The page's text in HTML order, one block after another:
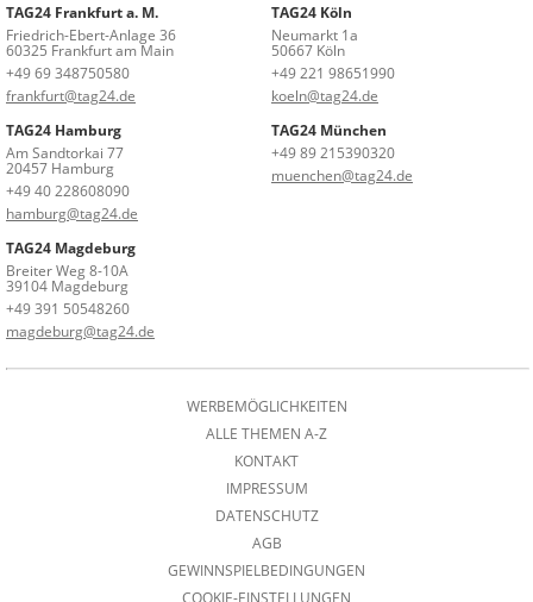
TAG24 Frankfurt a. M.
Friedrich-Ebert-Anlage 36
60325 Frankfurt am Main
+49 69 348750580
frankfurt@tag24.de
TAG24 Köln
Neumarkt 1a
50667 Köln
+49 221 98651990
koeln@tag24.de
TAG24 Hamburg
Am Sandtorkai 77
20457 Hamburg
+49 40 228608090
hamburg@tag24.de
TAG24 München
+49 89 215390320
muenchen@tag24.de
TAG24 Magdeburg
Breiter Weg 8-10A
39104 Magdeburg
+49 391 50548260
magdeburg@tag24.de
WERBEMÖGLICHKEITEN
ALLE THEMEN A-Z
KONTAKT
IMPRESSUM
DATENSCHUTZ
AGB
GEWINNSPIELBEDINGUNGEN
COOKIE-EINSTELLUNGEN